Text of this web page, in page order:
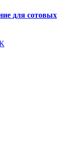
для сотовых